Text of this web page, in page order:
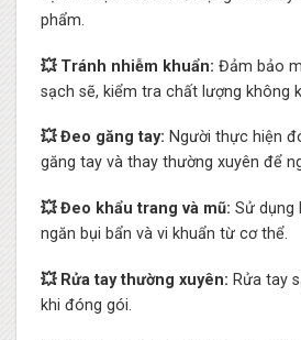
phẩm.
💥 Tránh nhiễm khuẩn: Đảm bảo
sạch sẽ, kiểm tra chất lượng không
💥 Đeo găng tay: Người thực hiện
găng tay và thay thường xuyên để
💥 Đeo khẩu trang và mũ: Sử dụng
ngăn bụi bẩn và vi khuẩn từ cơ thể.
💥 Rửa tay thường xuyên: Rửa tay
khi đóng gói.